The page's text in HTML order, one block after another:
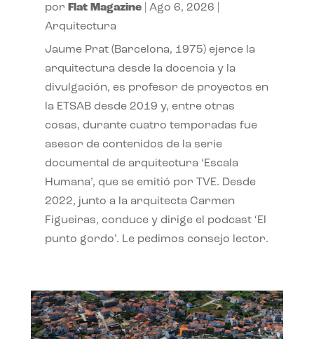
por Flat Magazine| Ago 6, 2026
Arquitectura
Jaume Prat (Barcelona, 1975) ejerce la
arquitectura desde la docencia y la
divulgación, es profesor de proyectos en
la ETSAB desde 2019 y, entre otras
cosas, durante cuatro temporadas fue
asesor de contenidos de la serie
documental de arquitectura ‘Escala
Humana’, que se emitió por TVE. Desde
2022, junto a la arquitecta Carmen
Figueiras, conduce y dirige el podcast ‘El
punto gordo’. Le pedimos consejo lector.